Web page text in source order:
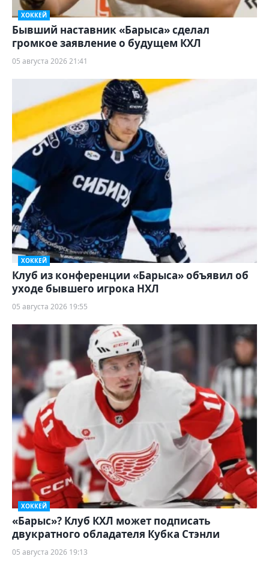
ХОККЕЙ
Бывший наставник «Барыса» сделал
громкое заявление о будущем КХЛ
05 августа 2026 21:41
ХОККЕЙ
Клуб из конференции «Барыса» объявил об
уходе бывшего игрока НХЛ
05 августа 2026 19:55
ХОККЕЙ
«Барыс»? Клуб КХЛ может подписать
двукратного обладателя Кубка Стэнли
05 августа 2026 19:13